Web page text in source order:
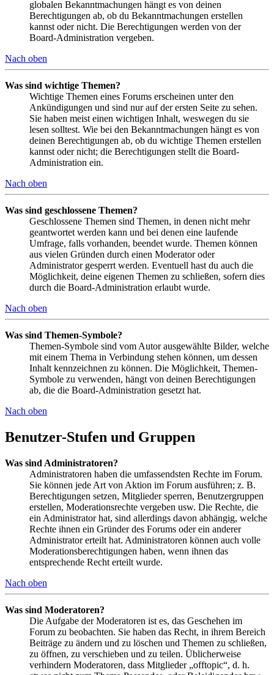
globalen Bekanntmachungen hängt es von deinen
Berechtigungen ab, ob du Bekanntmachungen erstellen
kannst oder nicht. Die Berechtigungen werden von der
Board-Administration vergeben.
Nach oben
Was sind wichtige Themen?
Wichtige Themen eines Forums erscheinen unter den
Ankündigungen und sind nur auf der ersten Seite zu sehen.
Sie haben meist einen wichtigen Inhalt, weswegen du sie
lesen solltest. Wie bei den Bekanntmachungen hängt es von
deinen Berechtigungen ab, ob du wichtige Themen erstellen
kannst oder nicht; die Berechtigungen stellt die Board-
Administration ein.
Nach oben
Was sind geschlossene Themen?
Geschlossene Themen sind Themen, in denen nicht mehr
geantwortet werden kann und bei denen eine laufende
Umfrage, falls vorhanden, beendet wurde. Themen können
aus vielen Gründen durch einen Moderator oder
Administrator gesperrt werden. Eventuell hast du auch die
Möglichkeit, deine eigenen Themen zu schließen, sofern dies
durch die Board-Administration erlaubt wurde.
Nach oben
Was sind Themen-Symbole?
Themen-Symbole sind vom Autor ausgewählte Bilder, welche
mit einem Thema in Verbindung stehen können, um dessen
Inhalt kennzeichnen zu können. Die Möglichkeit, Themen-
Symbole zu verwenden, hängt von deinen Berechtigungen
ab, die die Board-Administration gesetzt hat.
Nach oben
Benutzer-Stufen und Gruppen
Was sind Administratoren?
Administratoren haben die umfassendsten Rechte im Forum.
Sie können jede Art von Aktion im Forum ausführen; z. B.
Berechtigungen setzen, Mitglieder sperren, Benutzergruppen
erstellen, Moderationsrechte vergeben usw. Die Rechte, die
ein Administrator hat, sind allerdings davon abhängig, welche
Rechte ihnen ein Gründer des Forums oder ein anderer
Administrator erteilt hat. Administratoren können auch volle
Moderationsberechtigungen haben, wenn ihnen das
entsprechende Recht erteilt wurde.
Nach oben
Was sind Moderatoren?
Die Aufgabe der Moderatoren ist es, das Geschehen im
Forum zu beobachten. Sie haben das Recht, in ihrem Bereich
Beiträge zu ändern und zu löschen und Themen zu schließen,
zu öffnen, zu verschieben und zu teilen. Üblicherweise
verhindern Moderatoren, dass Mitglieder „offtopic“, d. h.